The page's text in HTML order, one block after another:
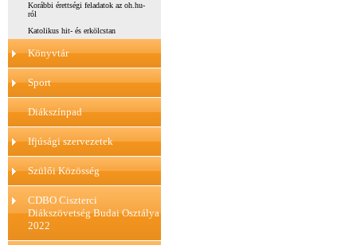
Korábbi érettségi feladatok az oh.hu-
ról
Katolikus hit- és erkölcstan
Könyvtár
Sport
Diákszínpad
Ifjúsági szervezetek
Szülői Közösség
CDBO Ciszterci
Diákszövetség Budai Osztálya
2022